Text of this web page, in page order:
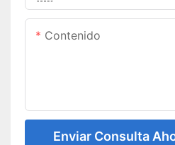
Contenido
Enviar Consulta